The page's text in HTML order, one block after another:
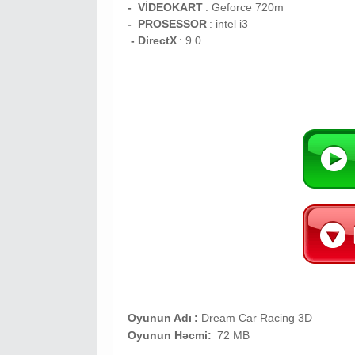
- VİDEOKART : Geforce 720m
- PROSESSOR : intel i3
- DirectX : 9.0
Oyunun Adı : Dream Car Racing 3D
Oyunun Həcmi: 72 MB